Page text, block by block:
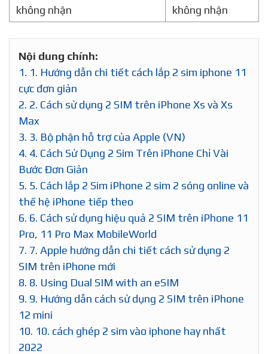
không nhận không nhận
Nội dung chính:
1. 1. Hướng dẫn chi tiết cách lắp 2 sim iphone 11
cực đơn giản
2. 2. Cách sử dụng 2 SIM trên iPhone Xs và Xs
Max
3. 3. Bộ phận hỗ trợ của Apple (VN)
4. 4. Cách Sử Dụng 2 Sim Trên iPhone Chỉ Vài
Bước Đơn Giản
5. 5. Cách lắp 2 Sim iPhone 2 sim 2 sóng online và
thế hệ iPhone tiếp theo
6. 6. Cách sử dụng hiệu quả 2 SIM trên iPhone 11
Pro, 11 Pro Max MobileWorld
7. 7. Apple hướng dẫn chi tiết cách sử dụng 2
SIM trên iPhone mới
8. 8. Using Dual SIM with an eSIM
9. 9. Hướng dẫn cách sử dụng 2 SIM trên iPhone
12 mini
10. 10. cách ghép 2 sim vào iphone hay nhất
2022